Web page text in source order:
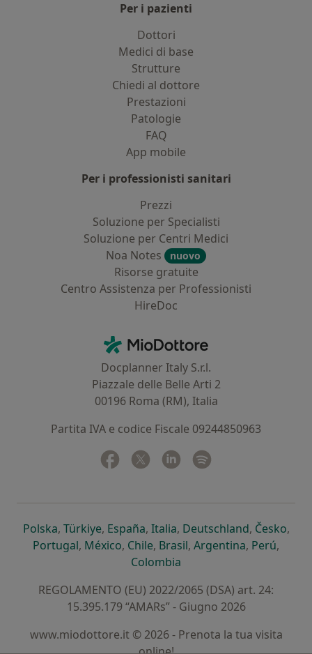
Per i pazienti
Dottori
Medici di base
Strutture
Chiedi al dottore
Prestazioni
Patologie
FAQ
App mobile
Per i professionisti sanitari
Prezzi
Soluzione per Specialisti
Soluzione per Centri Medici
Noa Notes
nuovo
Risorse gratuite
Centro Assistenza per Professionisti
HireDoc
MioDottore - Homepage
Docplanner Italy S.r.l.
Piazzale delle Belle Arti 2
00196 Roma (RM), Italia
Partita IVA e codice Fiscale 09244850963
Facebook
si apre in una nuova scheda
Twitter
si apre in una nuova scheda
Linkedin
si apre in una nuova
Polskasi apre in una nuova scheda
, Türkiyesi apre in una nuova scheda
, Españasi apre in una nuova scheda
, Italiasi apre in una nuova
, Deutschlandsi apre in
, Českosi
,
Portugalsi apre in una nuova scheda
, Méxicosi apre in una nuova scheda
, Chilesi apre in una nuova scheda
, Brasilsi apre in una nuova
, Argentinasi apre in
, Perúsi
,
Colombia
REGOLAMENTO (EU) 2022/2065 (DSA) art. 24:
15.395.179 “AMARs” - Giugno 2026
www.miodottore.it © 2026 - Prenota la tua visita